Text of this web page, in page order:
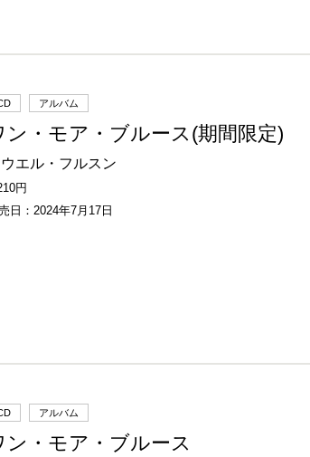
アルバム
ン・モア・ブルース(期間限定)
ウエル・フルスン
円
日：2024年7月17日
アルバム
ン・モア・ブルース